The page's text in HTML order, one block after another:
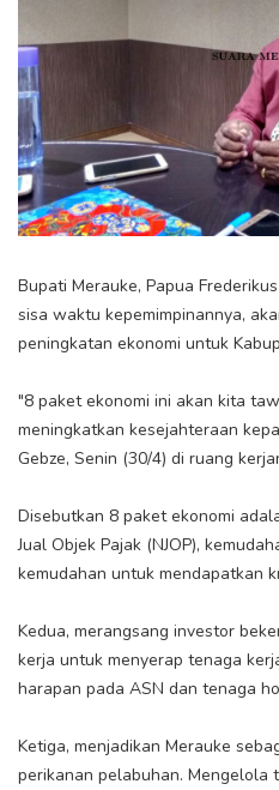
Bupati Merauke, Papua
sisa waktu kepemimpinannya,
peningkatan ekonomi untuk
"8 paket ekonomi ini akan kita
meningkatkan kesejahteraan
Gebze, Senin (30/4) di ruang
Disebutkan 8 paket ekonomi
Jual Objek Pajak (NJOP),
kemudahan untuk mendapatkan
Kedua, merangsang investor
kerja untuk menyerap tenaga
harapan pada ASN dan tenaga
Ketiga, menjadikan Merauke
perikanan pelabuhan. Mengelola